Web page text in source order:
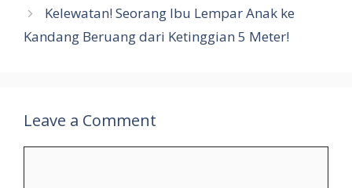
Kelewatan! Seorang Ibu Lempar Anak ke
Kandang Beruang dari Ketinggian 5 Meter!
Leave a Comment